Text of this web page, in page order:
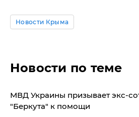
Новости Крыма
Новости по теме
МВД Украины призывает экс-
"Беркута" к помощи